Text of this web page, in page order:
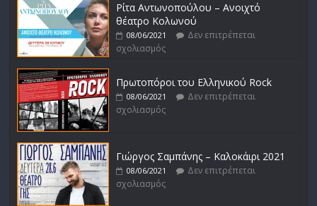
Ρίτα Αντωνοπούλου – Ανοιχτό
θέατρο Κολωνού
08/06/2021
Δεν επιτρέπεται
σχολιασμός
Πρωτοπόροι του Ελληνικού Rock
08/06/2021
Δεν επιτρέπεται
σχολιασμός
Γιώργος Σαμπάνης – Καλοκάιρι 2021
08/06/2021
Δεν επιτρέπεται
σχολιασμός